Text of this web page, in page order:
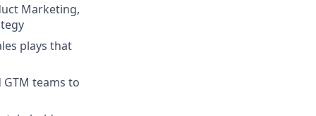
Marketing,
plays that
teams to